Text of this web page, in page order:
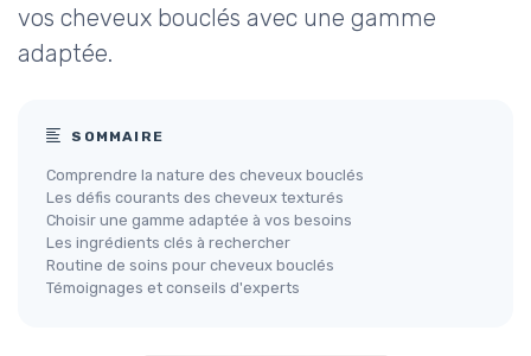
vos cheveux bouclés avec une gamme
adaptée.
SOMMAIRE
Comprendre la nature des cheveux bouclés
Les défis courants des cheveux texturés
Choisir une gamme adaptée à vos besoins
Les ingrédients clés à rechercher
Routine de soins pour cheveux bouclés
Témoignages et conseils d'experts